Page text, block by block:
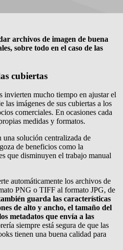
archivos de imagen de buena
sobre todo en el caso de las
cubiertas
invierten mucho tiempo en ajustar el
las imágenes de sus cubiertas a los
comerciales. En ocasiones cada
medidas y formatos.
solución centralizada de
de beneficios como la
que disminuyen el trabajo manual
automáticamente los archivos de
PNG o TIFF al formato JPG, de
guarda las características
de alto y ancho, el tamaño del
metadatos que envía a las
siempre está segura de que las
tienen una buena calidad para